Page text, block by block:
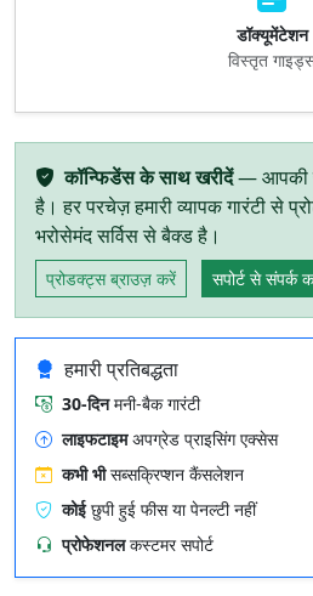
डॉक्यूमेंटेशन
विस्तृत
कॉन्फिडेंस के साथ खरीदें— आपकी
है। हर परचेज़ हमारी व्यापक गारंटी से
भरोसेमंद सर्विस से बैक्ड है।
प्रोडक्ट्स ब्राउज़ करें सपोर्ट से संपर्क
हमारी प्रतिबद्धता
30‑दिनमनी‑बैक गारंटी
लाइफटाइमअपग्रेड प्राइसिंग एक्सेस
कभी भीसब्सक्रिप्शन कैंसलेशन
कोईछुपी हुई फीस या पेनल्टी नहीं
प्रोफेशनलकस्टमर सपोर्ट